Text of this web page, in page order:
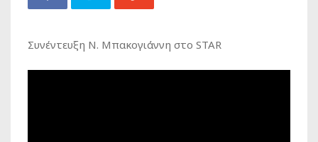
Συνέντευξη Ν. Μπακογιάννη στο STAR